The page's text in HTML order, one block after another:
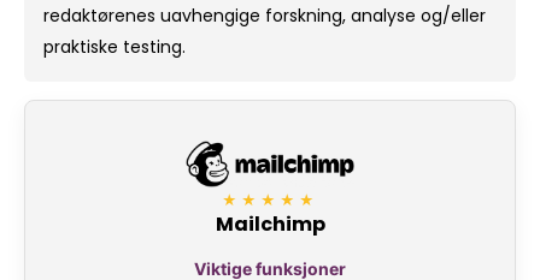
redaktørenes uavhengige forskning, analyse og/eller
praktiske testing.
★★★★★
Mailchimp
Viktige funksjoner